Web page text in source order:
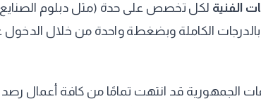
الفنية لكل تخصص على حدة (مثل دبلوم الصنايع،
الكاملة وبضغطة واحدة من خلال الدخول
قد انتهت تمامًا من كافة أعمال رصد